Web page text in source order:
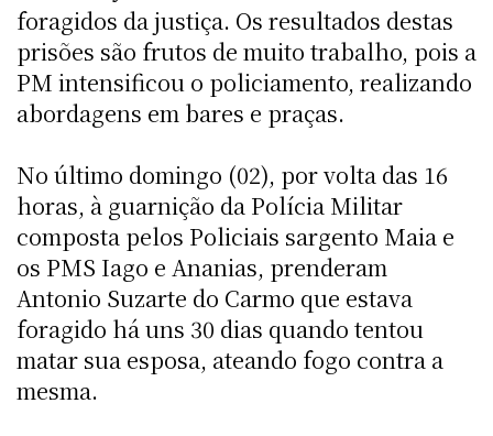
foragidos da justiça. Os resultados destas
prisões são frutos de muito trabalho, pois a
PM intensificou o policiamento, realizando
abordagens em bares e praças.
No último domingo (02), por volta das 16
horas, à guarnição da Polícia Militar
composta pelos Policiais sargento Maia e
os PMS Iago e Ananias, prenderam
Antonio Suzarte do Carmo que estava
foragido há uns 30 dias quando tentou
matar sua esposa, ateando fogo contra a
mesma.